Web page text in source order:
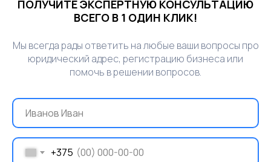
ПОЛУЧИТЕ ЭКСПЕРТНУЮ КОНСУЛЬТАЦИЮ
ВСЕГО В 1 ОДИН КЛИК!
Мы всегда рады ответить на любые ваши вопросы про
юридический адрес, регистрацию бизнеса или
помочь в решении вопросов.
+375